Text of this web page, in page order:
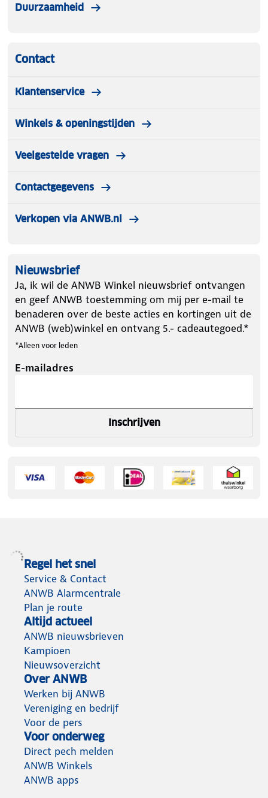
Duurzaamheid
Contact
Klantenservice
Winkels & openingstijden
Veelgestelde vragen
Contactgegevens
Verkopen via ANWB.nl
Nieuwsbrief
Ja, ik wil de ANWB Winkel nieuwsbrief ontvangen
en geef ANWB toestemming om mij per e-mail te
benaderen over de beste acties en kortingen uit de
ANWB (web)winkel en ontvang 5.- cadeautegoed.*
*Alleen voor leden
E-mailadres
Inschrijven
Regel het snel
Service & Contact
ANWB Alarmcentrale
Plan je route
Altijd actueel
ANWB nieuwsbrieven
Kampioen
Nieuwsoverzicht
Over ANWB
Werken bij ANWB
Vereniging en bedrijf
Voor de pers
Voor onderweg
Direct pech melden
ANWB Winkels
ANWB apps